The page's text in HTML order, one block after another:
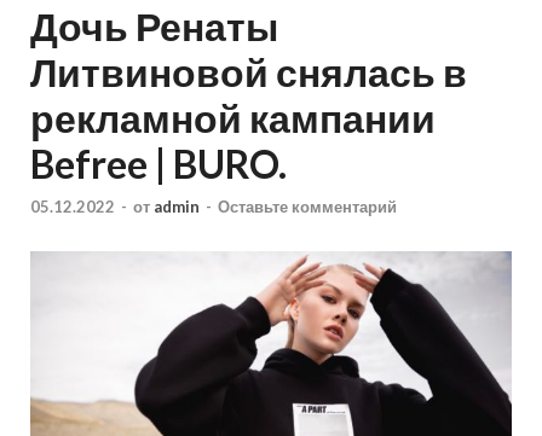
Дочь Ренаты
Литвиновой снялась в
рекламной кампании
Befree | BURO.
05.12.2022 - от admin - Оставьте комментарий